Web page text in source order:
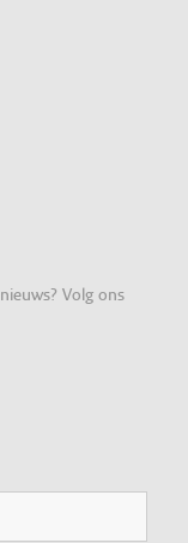
Volg ons